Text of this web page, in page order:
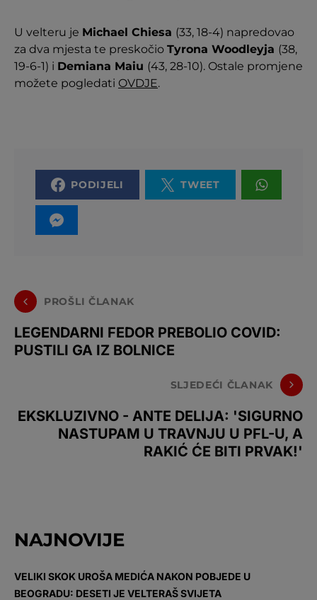
U velteru je Michael Chiesa (33, 18-4) napredovao
za dva mjesta te preskočio Tyrona Woodleyja (38,
19-6-1) i Demiana Maiu (43, 28-10). Ostale promjene
možete pogledati OVDJE.
PODIJELI TWEET
PROŠLI ČLANAK
LEGENDARNI FEDOR PREBOLIO COVID:
PUSTILI GA IZ BOLNICE
SLJEDEĆI ČLANAK
EKSKLUZIVNO - ANTE DELIJA: 'SIGURNO
NASTUPAM U TRAVNJU U PFL-U, A
RAKIĆ ĆE BITI PRVAK!'
NAJNOVIJE
VELIKI SKOK UROŠA MEDIĆA NAKON POBJEDE U
BEOGRADU: DESETI JE VELTERAŠ SVIJETA